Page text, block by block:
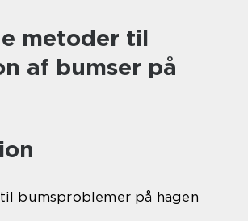
metoder til
af bumser på
bumsproblemer på hagen